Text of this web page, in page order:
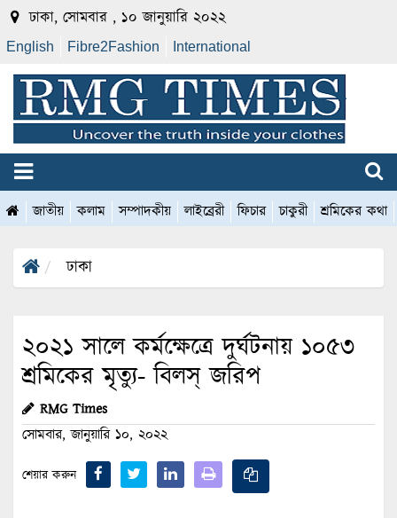
ঢাকা, সোমবার , ১০ জানুয়ারি ২০২২
English Fibre2Fashion International
জাতীয় কলাম সম্পাদকীয় লাইব্রেরী ফিচার চাকুরী শ্রমিকের কথা
ঢাকা
২০২১ সালে কর্মক্ষেত্রে দুর্ঘটনায় ১০৫৩
শ্রমিকের মৃত্যু- বিলস্ জরিপ
RMG Times
সোমবার, জানুয়ারি ১০, ২০২২
শেয়ার করুন